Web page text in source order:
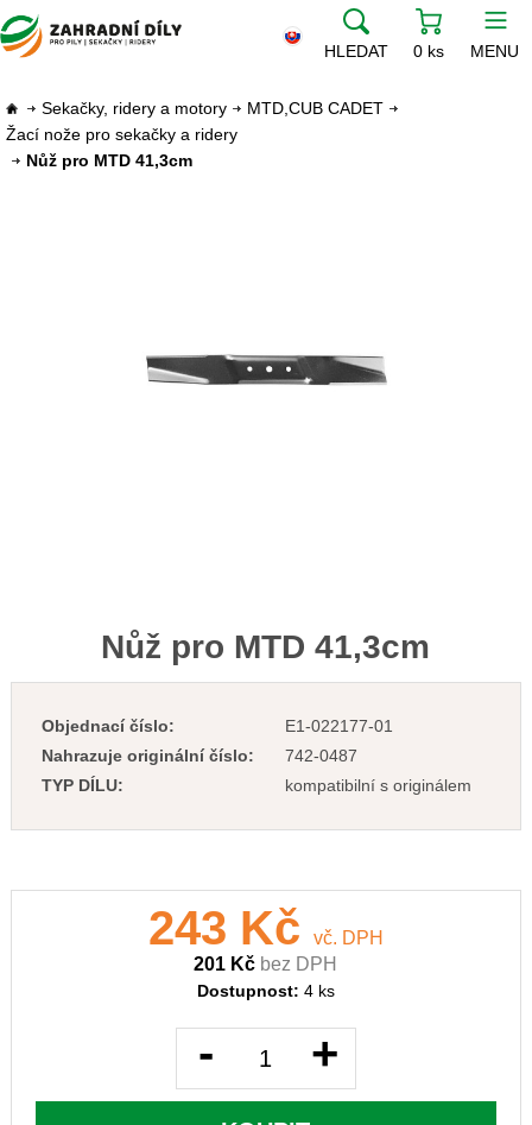
HLEDAT 0 ks MENU
Sekačky, ridery a motory
MTD,CUB CADET
Žací nože pro sekačky a ridery
Nůž pro MTD 41,3cm
Nůž pro MTD 41,3cm
Objednací číslo:
E1-022177-01
Nahrazuje originální číslo:
742-0487
TYP DÍLU:
kompatibilní s originálem
243 Kč
vč. DPH
201 Kč bez DPH
Dostupnost: 4 ks
- +